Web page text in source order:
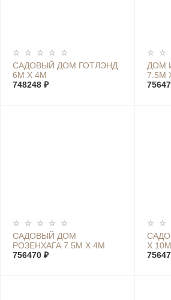
САДОВЫЙ ДОМ ГОТЛЭНД
6М Х 4М
748248 ₽
ДОМ
7.5М
САДОВЫЙ ДОМ
РОЗЕНХАГА 7.5М Х 4М
756470 ₽
Х 10М